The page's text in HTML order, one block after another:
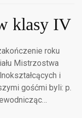
klasy IV
roku
Mistrzostwa
i
gośćmi byli: p.